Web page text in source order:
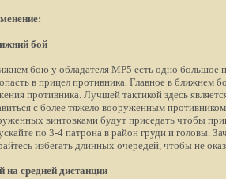
бой
бою у обладателя MP5 есть одно большое
в прицел противника. Главное в ближнем
противника. Лучшей тактикой здесь
с более тяжело вооруженным
винтовками будут приседать чтобы
по 3-4 патрона в район груди и головы.
избегать длинных очередей, чтобы не
на средней дистанции